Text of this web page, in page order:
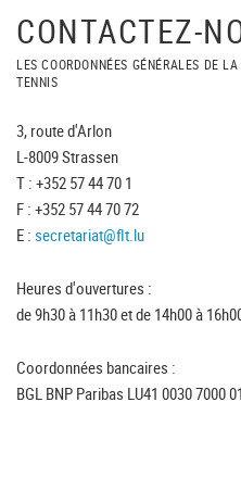
CONTACTEZ-
LES COORDONNÉES GÉNÉRALES DE
TENNIS
3, route d'Arlon
L-8009 Strassen
T : +352 57 44 70 1
F : +352 57 44 70 72
E : secretariat@flt.lu
Heures d'ouvertures :
de 9h30 à 11h30 et de 14h00 à
Coordonnées bancaires :
BGL BNP Paribas LU41 0030 7000